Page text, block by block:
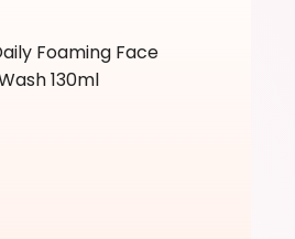
Foaming Face
130ml